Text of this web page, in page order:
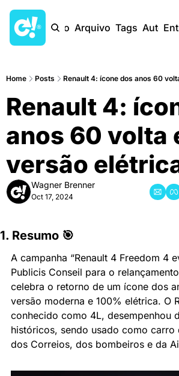
Início Arquivo Tags Autores
Home Posts Renault 4: ícone dos anos 60
Renault 4:
anos 60 volta
versão
Wagner Brenner
Oct 17, 2024
1. Resumo 🎯
A campanha “Renault 4 Freedom 4
Publicis Conseil para o
celebra o retorno de um ícone dos
versão moderna e 100% elétrica. O
conhecido como 4L, desempenhou
históricos, sendo usado como carro
dos Correios, dos bombeiros e da